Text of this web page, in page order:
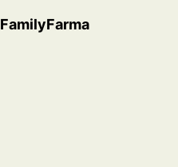
FamilyFarma